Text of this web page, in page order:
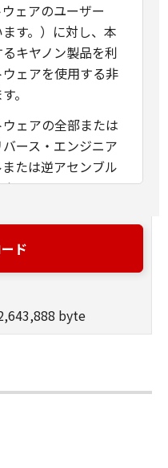
ェアのユーザー
ます。）に対し、本
キヤノン製品を利
ェアを使用する非
。
ェアの全部または
ース・エンジニア
たは逆アセンブル
。
ンのライセンサー
ーザーの特定の目
フトウェアに関し
ケティングジャパ
ンのライセンサー
は間接的な損失、
る場合においても
ド
byte